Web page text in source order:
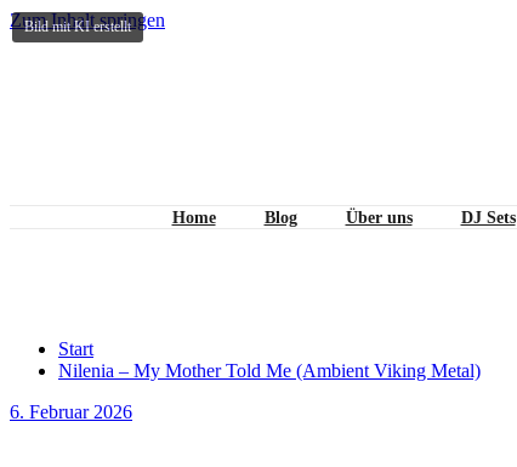
Zum Inhalt springen
Home Blog Über uns DJ Sets
Start
Nilenia – My Mother Told Me (Ambient Viking Metal)
6. Februar 2026
Bild mit KI erstellt